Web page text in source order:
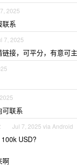
2025
联系
7, 2025
接，可平分，有意可
可联系
Jul 7, 2025 via Android
USD?
啊